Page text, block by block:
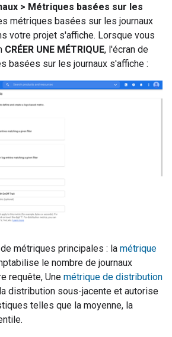
> Métriques basées sur les
métriques basées sur les journaux
votre projet s'affiche. Lorsque vous
CRÉER UNE MÉTRIQUE, l'écran de
basées sur les journaux s'affiche :
métriques principales : la métrique
le nombre de journaux
requête, Une métrique de distribution
distribution sous-jacente et autorise
telles que la moyenne, la